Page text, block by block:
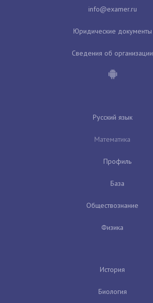
Юридические документы
Сведения об организации
Русский язык
Математика
Профиль
База
Обществознание
Физика
История
Биология